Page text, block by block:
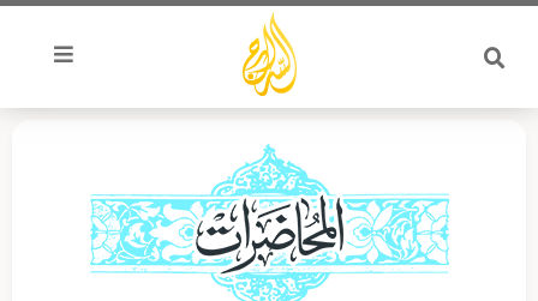
تخطي
المحتوى